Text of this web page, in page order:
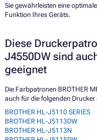
Sie gewährleisten eine
Funktion Ihres Geräts.
Diese
J4550DW sind
geeignet
Die Farbpatronen BROTHER
auch für die folgenden Drucker
BROTHER HL-J5110 SERIES
BROTHER HL-J5113DW
BROTHER HL-J5113N